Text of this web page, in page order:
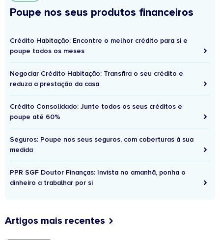
Poupe nos seus produtos financeiros
Crédito Habitação: Encontre o melhor crédito para si e
poupe todos os meses
Negociar Crédito Habitação: Transfira o seu crédito e
reduza a prestação da casa
Crédito Consolidado: Junte todos os seus créditos e
poupe até 60%
Seguros: Poupe nos seus seguros, com coberturas à sua
medida
PPR SGF Doutor Finanças: Invista no amanhã, ponha o
dinheiro a trabalhar por si
Artigos mais recentes